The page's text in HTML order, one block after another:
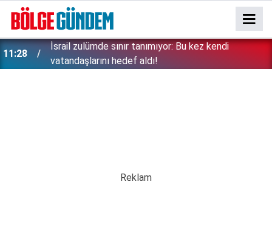
11:28
İsrail zulümde sınır tanımıyor: Bu kez kendi
vatandaşlarını hedef aldı!